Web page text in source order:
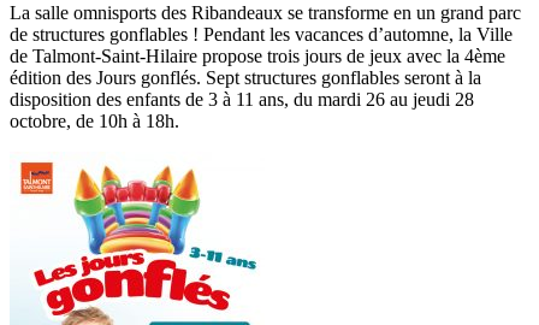
La salle omnisports des Ribandeaux se transforme en un grand parc
de structures gonflables ! Pendant les vacances d’automne, la Ville
de Talmont-Saint-Hilaire propose trois jours de jeux avec la 4ème
édition des Jours gonflés. Sept structures gonflables seront à la
disposition des enfants de 3 à 11 ans, du mardi 26 au jeudi 28
octobre, de 10h à 18h.